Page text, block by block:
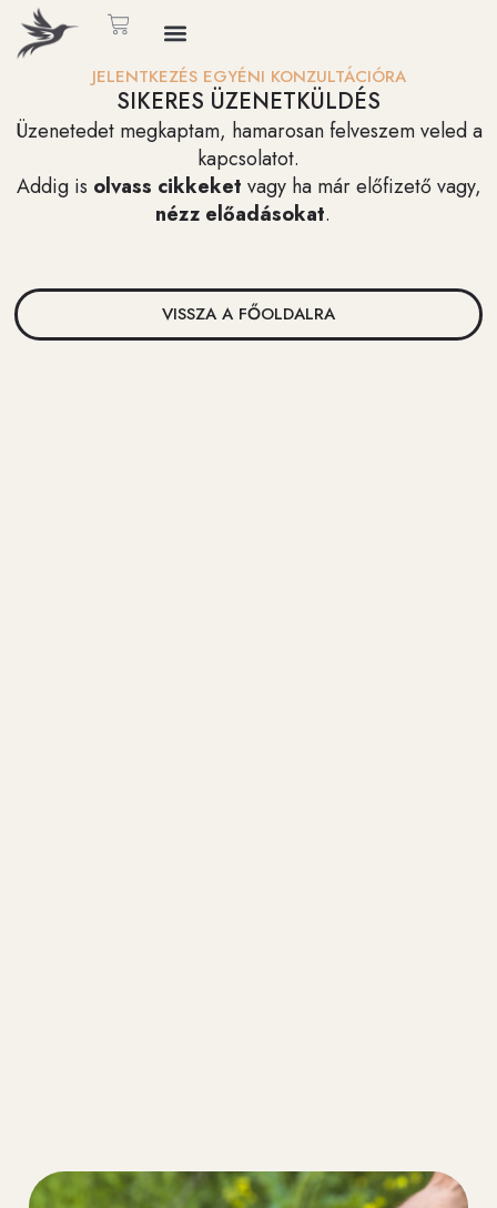
JELENTKEZÉS EGYÉNI KONZULTÁCIÓRA
SIKERES ÜZENETKÜLDÉS
Üzenetedet megkaptam, hamarosan felveszem veled a
kapcsolatot.
Addig is olvass cikkeket vagy ha már előfizető vagy,
nézz előadásokat.
VISSZA A FŐOLDALRA